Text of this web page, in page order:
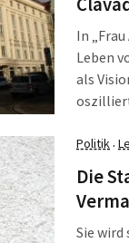
In
Leben
als
Politik·
Die
Sie wird